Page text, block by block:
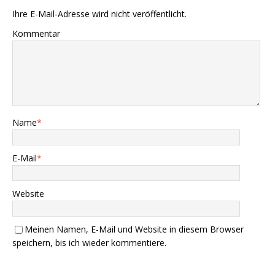
Ihre E-Mail-Adresse wird nicht veröffentlicht.
Kommentar
Name*
E-Mail*
Website
Meinen Namen, E-Mail und Website in diesem Browser
speichern, bis ich wieder kommentiere.